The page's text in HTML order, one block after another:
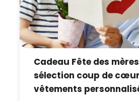
Cadeau Fête des
sélection coup de
vêtements